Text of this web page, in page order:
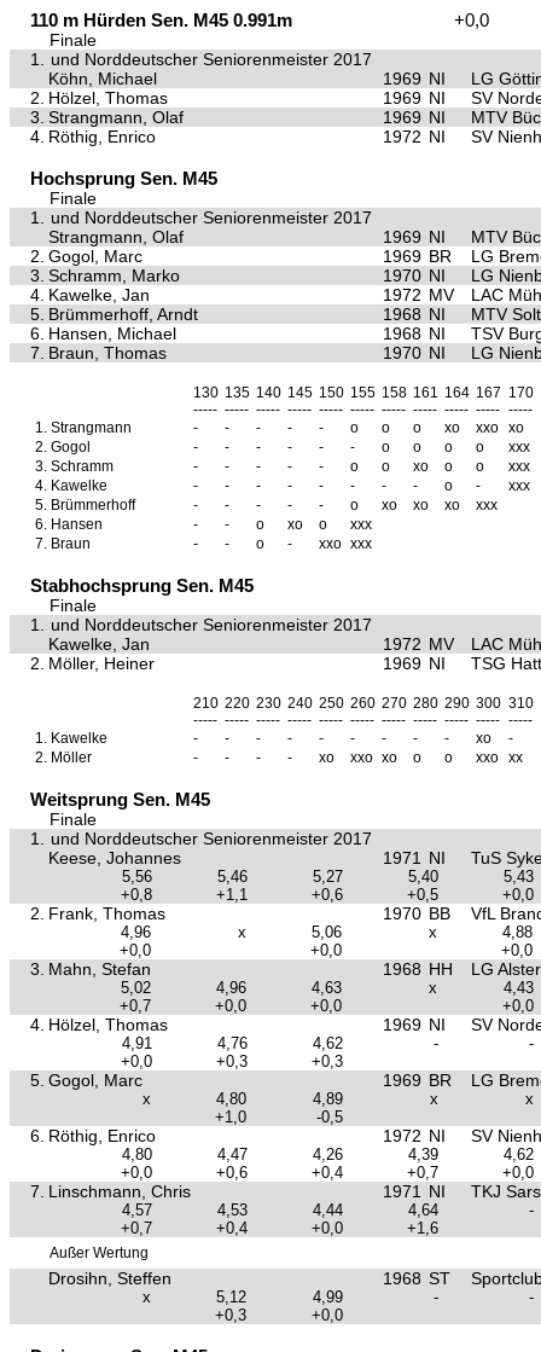
110 m Hürden Sen. M45 0.991m +0,0
Finale
1.
und Norddeutscher Seniorenmeister 2017
Köhn, Michael
1969 NI
LG
2. Hölzel, Thomas 1969 NI
SV
3. Strangmann, Olaf 1969 NI
MTV
4. Röthig, Enrico 1972 NI SV
Hochsprung Sen. M45
Finale
1.
und Norddeutscher Seniorenmeister 2017
Strangmann, Olaf
1969 NI
MTV
2. Gogol, Marc 1969 BR
LG
3. Schramm, Marko 1970 NI
LG
4. Kawelke, Jan 1972 MV
LAC
5. Brümmerhoff, Arndt 1968 NI
MTV
6. Hansen, Michael 1968 NI
TSV
7. Braun, Thomas 1970 NI LG
130 135 140 145 150 155 158 161 164 167 170
----- ----- ----- ----- ----- ----- ----- ----- ----- ----- -----
1. Strangmann - - - - - o o o xo xxo xo
2. Gogol - - - - - - o o o o
xxx
3. Schramm - - - - - o o xo o o
xxx
4. Kawelke - - - - - - - - o -
xxx
5. Brümmerhoff - - - - - o xo xo xo
xxx
6. Hansen - - o xo o
xxx
7. Braun - - o - xxo xxx
Stabhochsprung Sen. M45
Finale
1.
und Norddeutscher Seniorenmeister 2017
Kawelke, Jan
1972 MV
LAC
2. Möller, Heiner 1969 NI TSG
210 220 230 240 250 260 270 280 290 300 310
----- ----- ----- ----- ----- ----- ----- ----- ----- ----- -----
1. Kawelke - - - - - - - - - xo
-
2. Möller - - - - xo xxo xo o o xxo xx
Weitsprung Sen. M45
Finale
1.
und Norddeutscher Seniorenmeister 2017
Keese, Johannes
1971 NI TuS
5,56 5,46 5,27 5,40
5,43
+0,8
+1,1 +0,6 +0,5 +0,0
2. Frank, Thomas 1970 BB VfL
4,96 x 5,06 x
4,88
+0,0
+0,0 +0,0
3. Mahn, Stefan 1968 HH LG
5,02 4,96 4,63 x
4,43
+0,7
+0,0 +0,0 +0,0
4. Hölzel, Thomas 1969 NI SV
4,91 4,76 4,62 -
-
+0,0
+0,3 +0,3
5. Gogol, Marc 1969 BR LG
x 4,80 4,89 x
x
+1,0
-0,5
6. Röthig, Enrico 1972 NI SV
4,80 4,47 4,26 4,39
4,62
+0,0
+0,6 +0,4 +0,7 +0,0
7. Linschmann, Chris 1971 NI TKJ
4,57 4,53 4,44 4,64
-
+0,7
+0,4 +0,0 +1,6
Außer Wertung
Drosihn, Steffen 1968 ST
x 5,12 4,99 -
-
+0,3
+0,0